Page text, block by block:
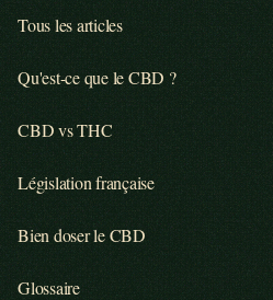
Tous les articles
Qu'est-ce que le CBD ?
CBD vs THC
Législation française
Bien doser le CBD
Glossaire